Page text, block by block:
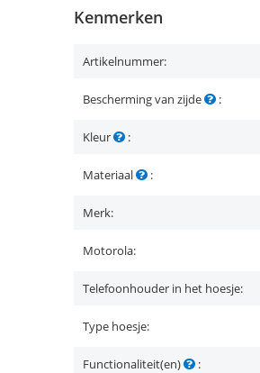
Kenmerken
Artikelnummer:
Bescherming van zijde :
Kleur :
Materiaal :
Merk:
Motorola:
Telefoonhouder in het hoesje:
Type hoesje:
Functionaliteit(en) :